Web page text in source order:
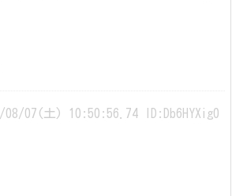
08/07(土) 10:50:56.74 ID:Db6HYXig0